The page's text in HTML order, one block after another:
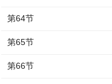
第64节
第65节
第66节